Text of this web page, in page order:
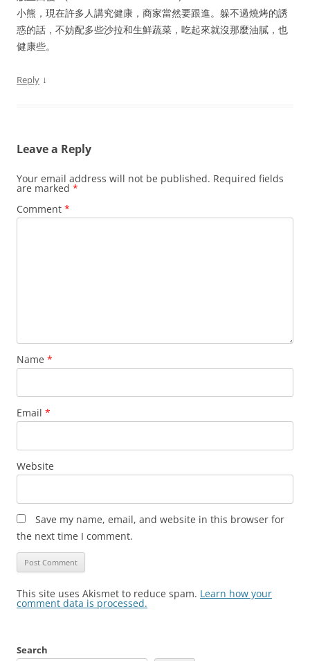
小熊，現在許多人講究健康，商家當然要跟進。躲不過燒烤的誘
惑的話，不妨配多些沙拉和生鮮蔬菜，吃起來就沒那麼油膩，也
健康些。
Reply ↓
Leave a Reply
Your email address will not be published. Required fields
are marked *
Comment *
Name *
Email *
Website
Save my name, email, and website in this browser for
the next time I comment.
This site uses Akismet to reduce spam. Learn how your
comment data is processed.
Search